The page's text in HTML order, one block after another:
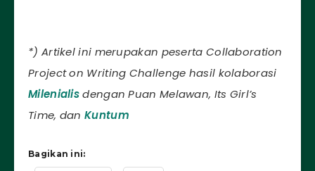
*) Artikel ini merupakan peserta Collaboration
Project on Writing Challenge hasil kolaborasi
Milenialis dengan Puan Melawan, Its Girl’s
Time, danKuntum
Bagikan ini: